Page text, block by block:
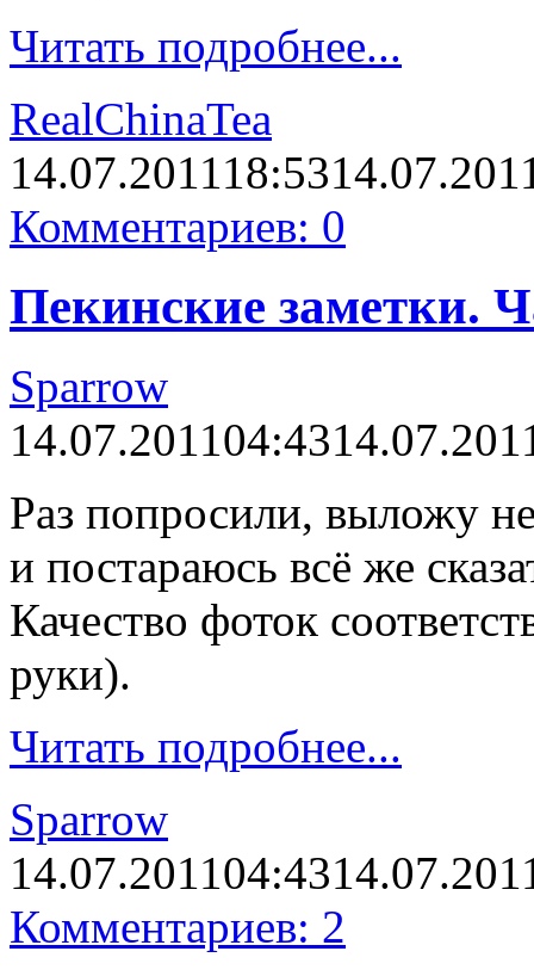
Читать подробнее...
RealChinaTea
14.07.201118:53
Комментариев: 0
Пекинские заметки.
Sparrow
14.07.2011 04:43
Раз попросили, выложу
и постараюсь всё же
Качество фоток
руки).
Читать подробнее...
Sparrow
14.07.2011 04:43
Комментариев: 2